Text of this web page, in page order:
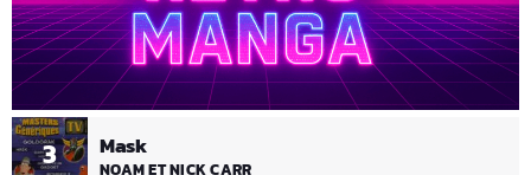
3 Mask
NOAM ET NICK CARR